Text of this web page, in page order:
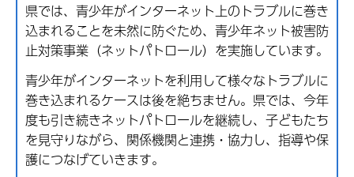
県では、青少年がインターネット上のトラブルに巻き
込まれることを未然に防ぐため、青少年ネット被害防
止対策事業（ネットパトロール）を実施しています。
青少年がインターネットを利用して様々なトラブルに
巻き込まれるケースは後を絶ちません。県では、今年
度も引き続きネットパトロールを継続し、子どもたち
を見守りながら、関係機関と連携・協力し、指導や保
護につなげていきます。